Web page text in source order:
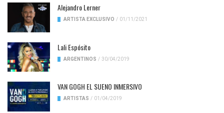
Alejandro Lerner
ARTISTA EXCLUSIVO / 01/11/2021
Lali Espósito
ARGENTINOS / 30/04/2019
VAN GOGH EL SUENO INMERSIVO
ARTISTAS / 01/04/2019